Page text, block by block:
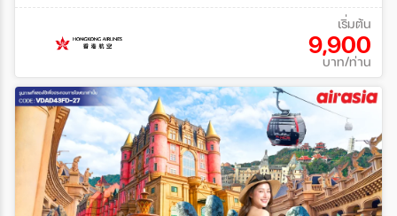
เริ่มต้น
9,900
บาท/ท่าน